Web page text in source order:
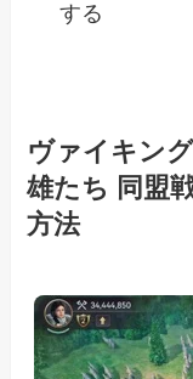
する
ヴァイキン
雄たち 同盟
方法